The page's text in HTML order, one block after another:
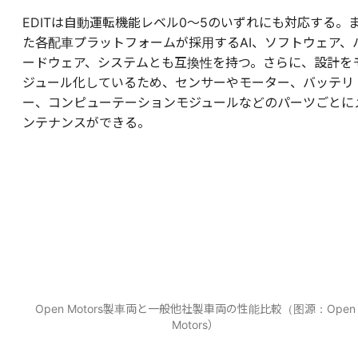
EDITは自動運転機能レベル0～5のいずれにも対応する。
た各配車プラットフォームが採用するAI、ソフトウェア、
ードウェア、システムとも互換性を持つ。さらに、設計を
ジュール化しているため、センサーやモーター、バッテリ
ー、コンピューテーションモジュールなどのパーツごとに
ンテナンスができる。
Open Motors製車両と一般他社製車両の性能比較（图源：Open
Motors）